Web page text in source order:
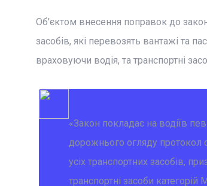
Об'єктом внесення поправок до
засобів, які перевозять вантажі та
враховуючи водія, та транспортні
«Закон покладає на водіїв
дорожнього огляду протокол
усіх транспортних засобів,
транспортні засоби